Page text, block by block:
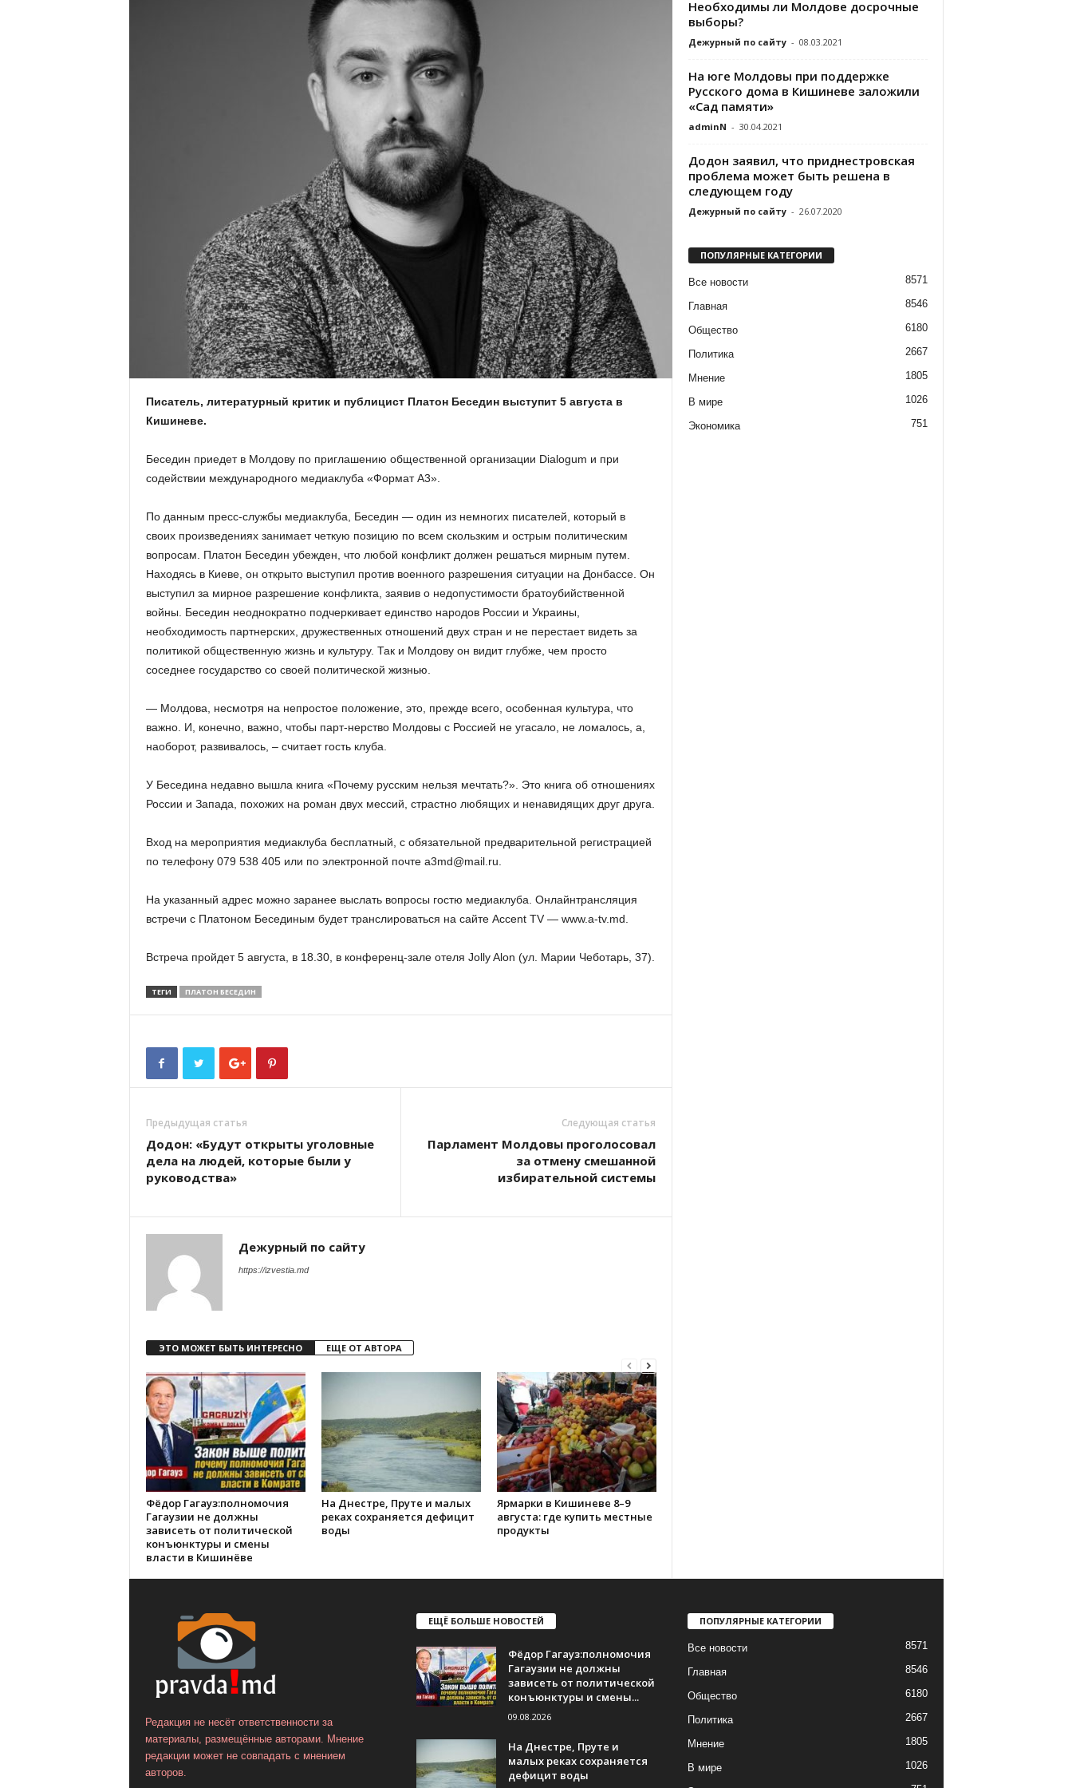
Писатель, литературный критик и публицист Платон Беседин выступит 5 августа в
Кишиневе.
Беседин приедет в Молдову по приглашению общественной организации Dialogum и при
содействии международного медиаклуба «Формат А3».
По данным пресс-службы медиаклуба, Беседин — один из немногих писателей, который в
своих произведениях занимает четкую позицию по всем скользким и острым политическим
вопросам. Платон Беседин убежден, что любой конфликт должен решаться мирным путем.
Находясь в Киеве, он открыто выступил против военного разрешения ситуации на Донбассе. Он
выступил за мирное разрешение конфликта, заявив о недопустимости братоубийственной
войны. Беседин неоднократно подчеркивает единство народов России и Украины,
необходимость партнерских, дружественных отношений двух стран и не перестает видеть за
политикой общественную жизнь и культуру. Так и Молдову он видит глубже, чем просто
соседнее государство со своей политической жизнью.
— Молдова, несмотря на непростое положение, это, прежде всего, особенная культура, что
важно. И, конечно, важно, чтобы парт-нерство Молдовы с Россией не угасало, не ломалось, а,
наоборот, развивалось, – считает гость клуба.
У Беседина недавно вышла книга «Почему русским нельзя мечтать?». Это книга об отношениях
России и Запада, похожих на роман двух мессий, страстно любящих и ненавидящих друг друга.
Вход на мероприятия медиаклуба бесплатный, с обязательной предварительной регистрацией
по телефону 079 538 405 или по электронной почте a3md@mail.ru
На указанный адрес можно заранее выслать вопросы гостю медиаклуба. Онлайнтрансляция
встречи с Платоном Бесединым будет транслироваться на сайте Accent TV — www.a-tv.md.
Встреча пройдет 5 августа, в 18.30, в конференц-зале отеля Jolly Alon (ул. Марии Чеботарь, 37).
ТЕГИ ПЛАТОН БЕСЕДИН
Предыдущая статья
Додон: «Будут открыты уголовные
дела на людей, которые были у
руководства»
Следующая статья
Парламент Молдовы проголосовал
за отмену смешанной
избирательной системы
Дежурный по сайту
https://izvestia.md
ЭТО МОЖЕТ БЫТЬ ИНТЕРЕСНО ЕЩЕ ОТ АВТОРА
Фёдор Гагауз:полномочия
Гагаузии не должны
зависеть от политической
конъюнктуры и смены
власти в Кишинёве
На Днестре, Пруте и малых
реках сохраняется дефицит
воды
Ярмарки в Кишиневе 8–9
августа: где купить местные
продукты
Необходимы ли Молдове досрочные
выборы?
Дежурный по сайту - 08.03.2021
На юге Молдовы при поддержке
Русского дома в Кишиневе заложили
«Сад памяти»
adminN - 30.04.2021
Додон заявил, что приднестровская
проблема может быть решена в
следующем году
Дежурный по сайту - 26.07.2020
ПОПУЛЯРНЫЕ КАТЕГОРИИ
Все новости 8571
Главная 8546
Общество 6180
Политика 2667
Мнение 1805
В мире 1026
Экономика 751
Редакция не несёт ответственности за
материалы, размещённые авторами. Мнение
редакции может не совпадать с мнением
авторов.
ЕЩЁ БОЛЬШЕ НОВОСТЕЙ
Фёдор Гагауз:полномочия
Гагаузии не должны
зависеть от политической
конъюнктуры и смены...
09.08.2026
На Днестре, Пруте и
малых реках сохраняется
дефицит воды
ПОПУЛЯРНЫЕ КАТЕГОРИИ
Все новости 8571
Главная 8546
Общество 6180
Политика 2667
Мнение 1805
В мире 1026